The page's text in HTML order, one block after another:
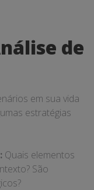
de
em sua vida
estratégias
Quais elementos
São